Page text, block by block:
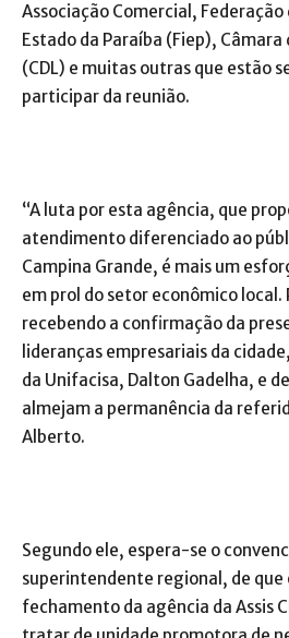
Associação Comercial, Federação
Estado da Paraíba (Fiep),
(CDL) e muitas outras que estão
participar da reunião.
“A luta por esta agência, que
atendimento diferenciado ao
Campina Grande, é mais um
em prol do setor econômico local.
recebendo a confirmação da
lideranças empresariais da
da Unifacisa, Dalton Gadelha, e
almejam a permanência da
Alberto.
Segundo ele, espera-se o
superintendente regional, de que
fechamento da agência da Assis